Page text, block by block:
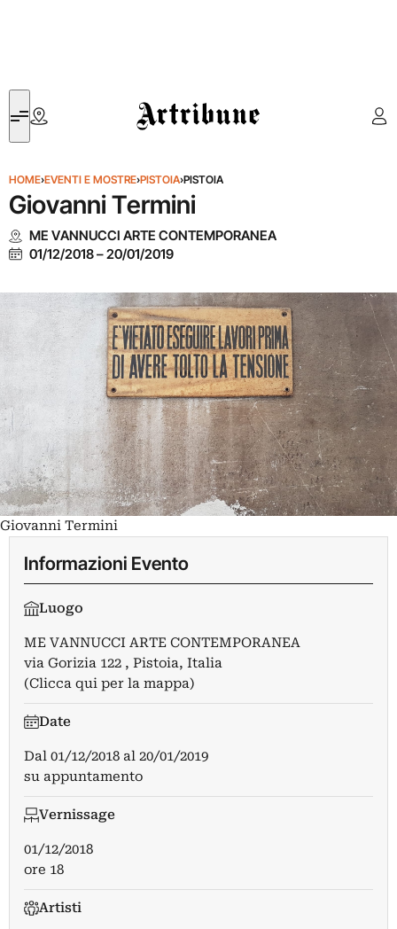
Artribune
HOME›EVENTI E MOSTRE›PISTOIA›PISTOIA
Giovanni Termini
ME VANNUCCI ARTE CONTEMPORANEA
01/12/2018–20/01/2019
Giovanni Termini
Informazioni Evento
Luogo
ME VANNUCCI ARTE CONTEMPORANEA
via Gorizia 122 , Pistoia, Italia
(Clicca qui per la mappa)
Date
Dal 01/12/2018 al 20/01/2019
su appuntamento
Vernissage
01/12/2018
ore 18
Artisti